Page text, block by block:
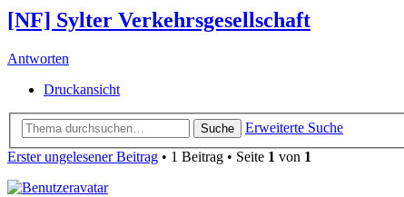
[NF] Sylter Verkehrsgesellschaft
Antworten
Druckansicht
Suche
Erweiterte Suche
Erster ungelesener Beitrag • 1 Beitrag • Seite 1 von 1